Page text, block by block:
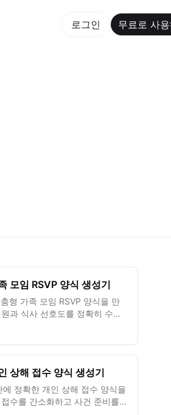
로그인 무료로 사
모임 RSVP 양식 생성기
형 가족 모임 RSVP 양식을 만
과 식사 선호도를 정확히 수집
상해 접수 양식 생성기
에 정확한 개인 상해 접수 양식을
수를 간소화하고 사건 준비를